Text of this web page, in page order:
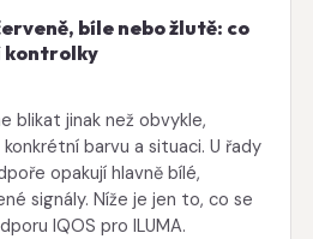
bíle nebo žlutě: co
kontrolky
blikat jinak než obvykle,
barvu a situaci. U řady
opakují hlavně bílé,
signály. Níže je jen to, co se
IQOS pro ILUMA.